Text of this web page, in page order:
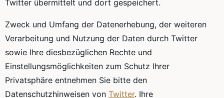
Twitter übermittelt und dort gespeichert.
Zweck und Umfang der Datenerhebung, der weiteren
Verarbeitung und Nutzung der Daten durch Twitter
sowie Ihre diesbezüglichen Rechte und
Einstellungsmöglichkeiten zum Schutz Ihrer
Privatsphäre entnehmen Sie bitte den
Datenschutzhinweisen von Twitter. Ihre